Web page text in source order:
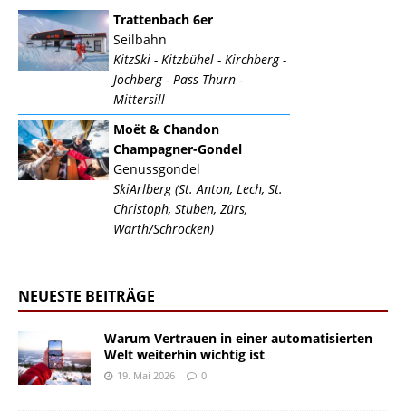
Trattenbach 6er
Seilbahn
KitzSki - Kitzbühel - Kirchberg -
Jochberg - Pass Thurn -
Mittersill
Moët & Chandon
Champagner-Gondel
Genussgondel
SkiArlberg (St. Anton, Lech, St.
Christoph, Stuben, Zürs,
Warth/Schröcken)
NEUESTE BEITRÄGE
Warum Vertrauen in einer automatisierten
Welt weiterhin wichtig ist
19. Mai 2026 0